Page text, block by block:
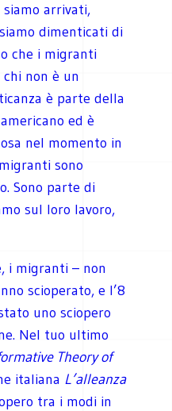
siamo arrivati,
dimenticati di
che i migranti
non è un
è parte della
ed è
nel momento in
sono
Sono parte di
sul loro lavoro,
i migranti – non
scioperato, e l’8
uno sciopero
Nel tuo ultimo
Theory of
italiana L’alleanza
tra i modi in